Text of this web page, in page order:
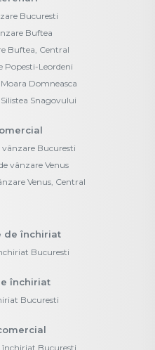
Bucuresti
Buftea
Buftea, Central
Popesti-Leordeni
Domneasca
Snagovului
vânzare Bucuresti
vânzare Venus
Venus, Central
de închiriat
Bucuresti
închiriat
Bucuresti
închiriat Bucuresti